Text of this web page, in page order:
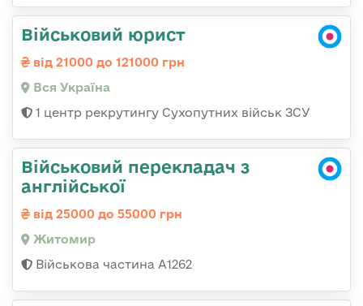
Військовий юрист
від 21000 до 121000 грн
Вся Україна
1 центр рекрутингу Сухопутних військ ЗСУ
Військовий перекладач з
англійської
від 25000 до 55000 грн
Житомир
Військова частина А1262